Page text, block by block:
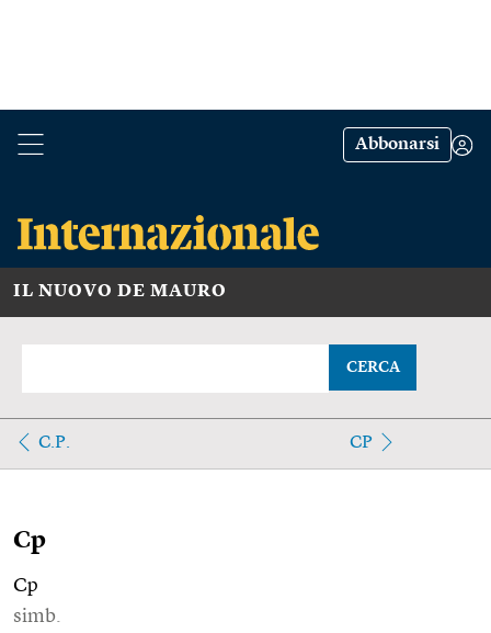
Abbonarsi
IL NUOVO DE MAURO
CERCA
C.P. CP
Cp
Cp
simb.